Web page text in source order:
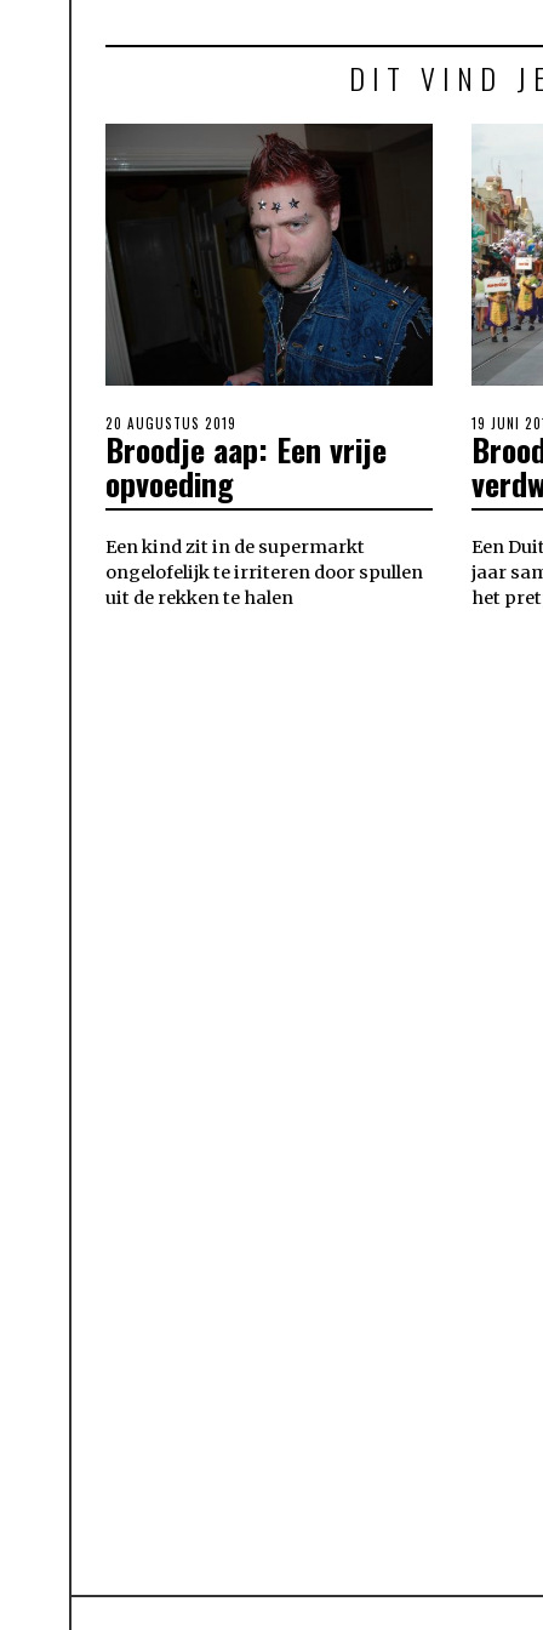
DIT VIND
POSTED
ON
20 AUGUSTUS 2019
Broodje aap: Een vrije
opvoeding
Een kind zit in de supermarkt
ongelofelijk te irriteren door spullen
uit de rekken te halen
POSTED
ON
19 JUNI
Een
jaar
het